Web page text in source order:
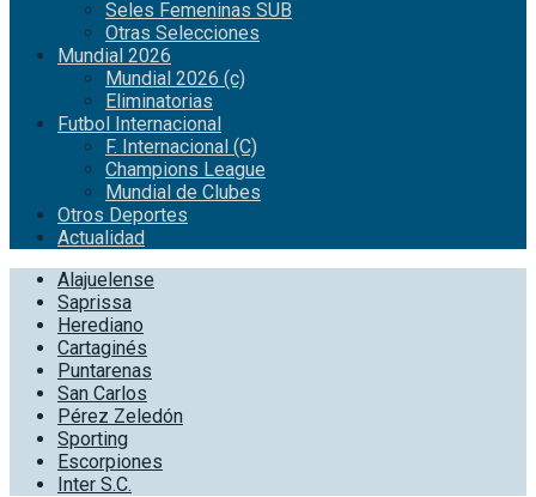
Seles Femeninas SUB
Otras Selecciones
Mundial 2026
Mundial 2026 (c)
Eliminatorias
Futbol Internacional
F. Internacional (C)
Champions League
Mundial de Clubes
Otros Deportes
Actualidad
Alajuelense
Saprissa
Herediano
Cartaginés
Puntarenas
San Carlos
Pérez Zeledón
Sporting
Escorpiones
Inter S.C.